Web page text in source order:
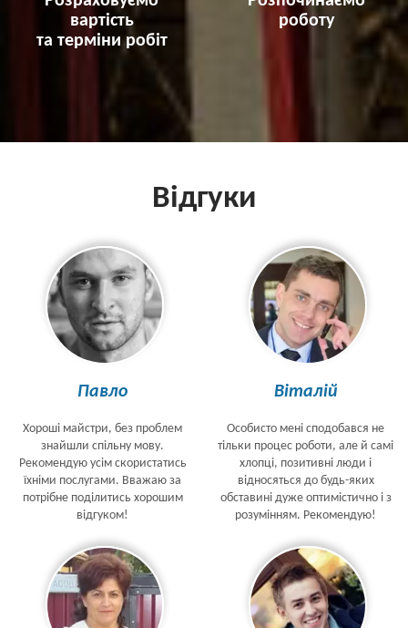
вартість
та терміни робіт
роботу
Відгуки
Павло
Хороші майстри, без проблем
знайшли спільну мову.
Рекомендую усім скористатись
їхніми послугами. Вважаю за
потрібне поділитись хорошим
відгуком!
Віталій
Особисто мені сподобався не
тільки процес роботи, але й самі
хлопці, позитивні люди і
відносяться до будь-яких
обставині дуже оптимістично і з
розумінням. Рекомендую!